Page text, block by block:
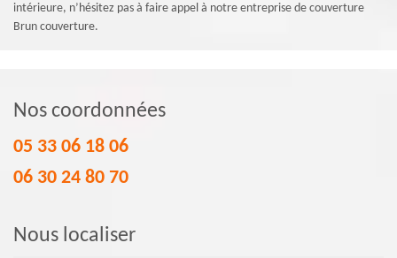
intérieure, n’hésitez pas à faire appel à notre entreprise de couverture
Brun couverture.
Nos coordonnées
05 33 06 18 06
06 30 24 80 70
Nous localiser